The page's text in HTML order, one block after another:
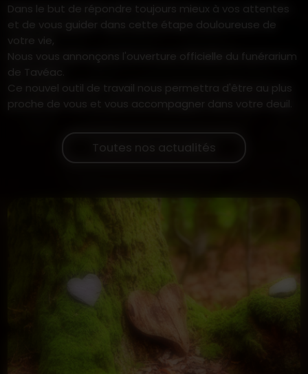
Dans le but de répondre toujours mieux à vos attentes
et de vous guider dans cette étape douloureuse de
votre vie,
Nous vous annonçons l'ouverture officielle du funérarium
de Tavéac.
Ce nouvel outil de travail nous permettra d'être au plus
proche de vous et vous accompagner dans votre deuil.
Toutes nos actualités